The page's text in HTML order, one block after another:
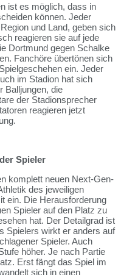
ist es möglich, dass in
können. Jeder
und Land, geben sich
reagieren sie auf jede
Dortmund gegen Schalke
Fanchöre übertönen sich
ein. Jeder
im Stadion hat sich
Balljungen, die
der Stadionsprecher
reagieren jetzt
Spieler
komplett neuen Next-Gen-
des jeweiligen
ein. Die Herausforderung
Spieler auf den Platz zu
hat. Der Detailgrad ist
Spielers wirkt er anders auf
Spieler. Auch
höher. Je nach Partie
Erst fängt das Spiel im
sich in einen